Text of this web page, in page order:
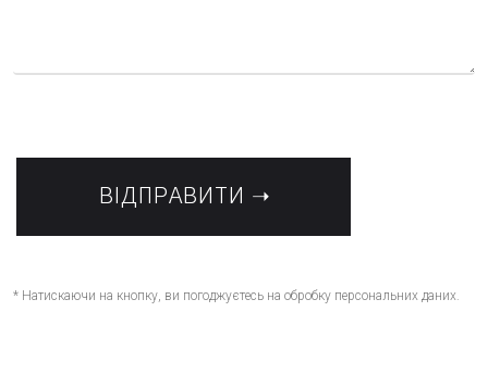
* Натискаючи на кнопку, ви погоджуєтесь на обробку персональних даних.